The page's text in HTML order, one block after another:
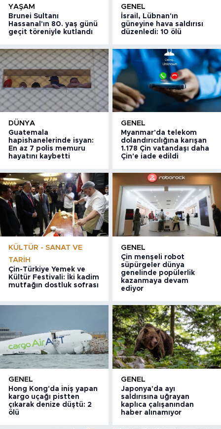
YAŞAM
Brunei Sultanı
Hassanal'ın 80. yaş günü
geçit töreniyle kutlandı
GENEL
İsrail, Lübnan'ın
güneyine hava saldırısı
düzenledi: 10 ölü
DÜNYA
Guatemala
hapishanelerinde isyan:
En az 7 polis memuru
hayatını kaybetti
GENEL
Myanmar'da telekom
dolandırıcılığına karışan
1.178 Çin vatandaşı daha
Çin'e iade edildi
KÜLTÜR - SANAT VE
TARIH
Çin-Türkiye Yemek ve
Kültür Festivali: İki kadim
mutfağın dostluk sofrası
GENEL
Çin menşeli robot
süpürgeler dünya
genelinde popülerlik
kazanmaya devam
ediyor
GENEL
Hong Kong'da iniş yapan
kargo uçağı pistten
çıkarak denize düştü: 2
ölü
GENEL
Japonya'da ayı
saldırısına uğrayan
kaplıca çalışanından
haber alınamıyor